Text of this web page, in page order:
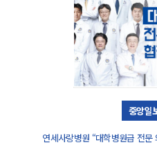
중앙일
연세사랑병원 “대학병원급 전